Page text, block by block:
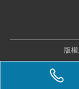
版